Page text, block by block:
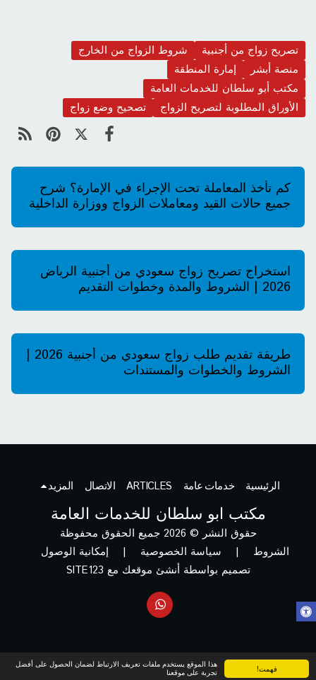
فهمت!
هذا الموقع يستخدم ملفات تعريف الارتباط لضمان الحصول على أفضل
تجربة على موقعنا
تصريح زواج من أجنبية
شروط الزواج من الخارج
منصة أبشر
إمارة المنطقة
مكتب أبو سلطان للخدمات العامة
الأوراق المطلوبة لتصريح الزواج
تصحيح وضع زواج
كم تأخذ المعاملة تحت الإجراء في الإمارة؟ شرح
جميع حالات القيد ومعاملات الزواج ووزارة الداخلية
استخراج تصريح زواج سعودي من أجنبية الرياض
2026 | الشروط والمدة وخطوات التقديم
الشروط والخطوات والمستندات
مكتب ابو سلطان للخدمات العامة
حقوق النشر © 2026 جميع الحقوق محفوظة
الشروط | سياسة الخصوصية | إمكانية الوصول
تصميم بواسطةأنشئ موقعك مع SITE123
الرئيسية خدمات عامة ARTICLES الاتصال المزيد